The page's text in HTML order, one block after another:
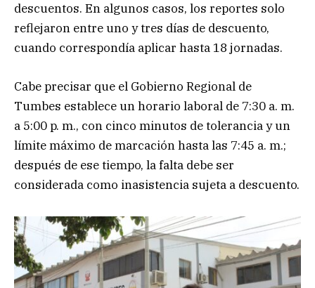
descuentos. En algunos casos, los reportes solo
reflejaron entre uno y tres días de descuento,
cuando correspondía aplicar hasta 18 jornadas.
Cabe precisar que el Gobierno Regional de
Tumbes establece un horario laboral de 7:30 a. m.
a 5:00 p. m., con cinco minutos de tolerancia y un
límite máximo de marcación hasta las 7:45 a. m.;
después de ese tiempo, la falta debe ser
considerada como inasistencia sujeta a descuento.